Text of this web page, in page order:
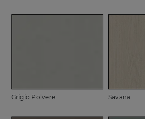
Grigio Polvere Savana